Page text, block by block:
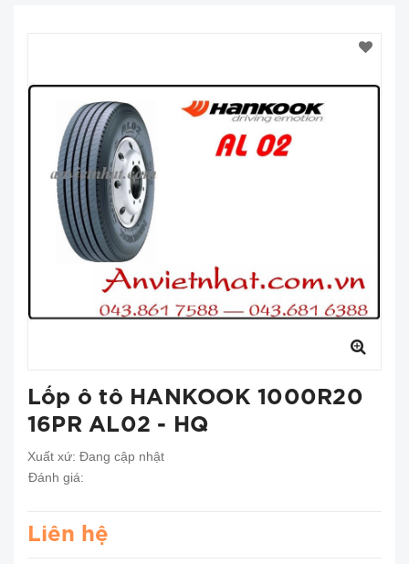
Lốp ô tô HANKOOK 1000R20
16PR AL02 - HQ
Xuất xứ: Đang cập nhật
Đánh giá:
Liên hệ